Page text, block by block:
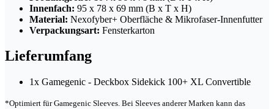
Innenfach: 95 x 78 x 69 mm (B x T x H)
Material: Nexofyber+ Oberfläche & Mikrofaser-Innenfutter
Verpackungsart: Fensterkarton
Lieferumfang
1x Gamegenic - Deckbox Sidekick 100+ XL Convertible
*Optimiert für Gamegenic Sleeves. Bei Sleeves anderer Marken kann das